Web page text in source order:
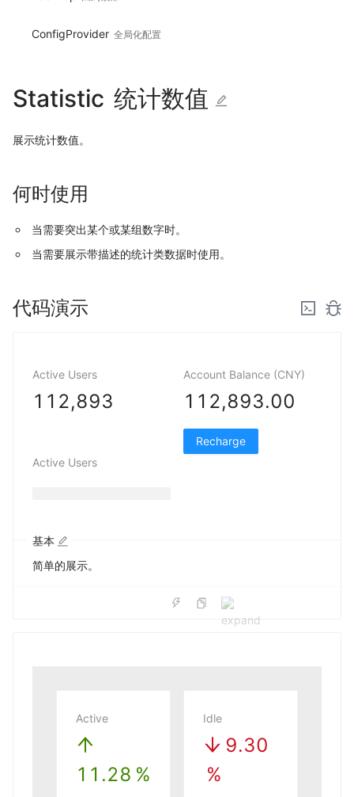
ConfigProvider 全局化配置
Statistic 统计数值
展示统计数值。
何时使用
当需要突出某个或某组数字时。
当需要展示带描述的统计类数据时使用。
代码演示
Active Users
112,893
Account Balance (CNY)
112,893.00
Recharge
Active Users
基本
简单的展示。
Active
11 .28 %
Idle
9.30
%